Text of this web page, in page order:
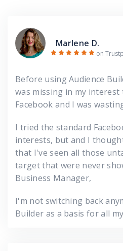
Marlene D.
on
Before using Audience
was missing in my
Facebook and I was
I tried the standard
interests, but and I
that I've seen all those
target that were never
Business Manager,
I'm not switching back
Builder as a basis for all